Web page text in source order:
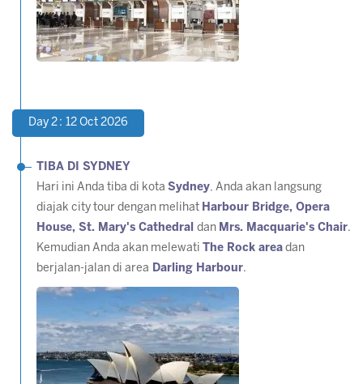
Day 2 : 12 Oct 2026
TIBA DI SYDNEY
Hari ini Anda tiba di kota Sydney, Anda akan langsung
diajak city tour dengan melihat Harbour Bridge, Opera
House, St. Mary's Cathedral dan Mrs. Macquarie's Chair.
Kemudian Anda akan melewati
The Rock area dan
berjalan-jalan di area Darling Harbour.